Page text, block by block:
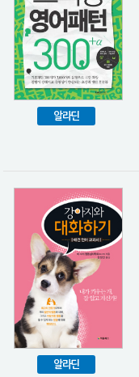
알라딘
알라딘